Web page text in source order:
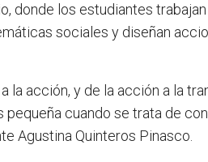
donde los estudiantes
sociales y diseñan
la acción, y de la acción a la
cuando se trata de
Agustina Quinteros Pinasco.